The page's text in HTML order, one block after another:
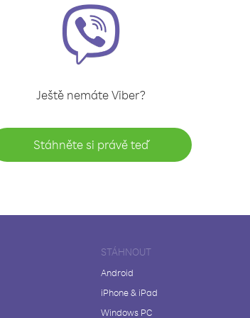
Ještě nemáte Viber?
Stáhněte si právě teď
STÁHNOUT
Android
iPhone & iPad
Windows PC